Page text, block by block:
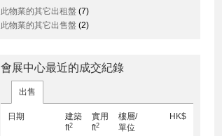
此物業的其它出租盤 (7)
此物業的其它出售盤 (2)
會展中心最近的成交紀錄
出售
日期
建築
ft2
實用
ft2
樓層/
單位
HK$